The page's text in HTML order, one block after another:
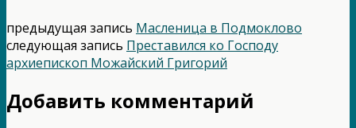
предыдущая запись Масленица в Подмоклово
следующая запись Преставился ко Господу
архиепископ Можайский Григорий
Добавить комментарий